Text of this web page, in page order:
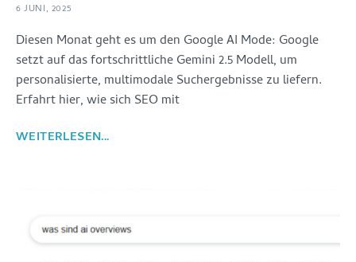
6 JUNI, 2025
Diesen Monat geht es um den Google AI Mode: Google
setzt auf das fortschrittliche Gemini 2.5 Modell, um
personalisierte, multimodale Suchergebnisse zu liefern.
Erfahrt hier, wie sich SEO mit
WEITERLESEN...